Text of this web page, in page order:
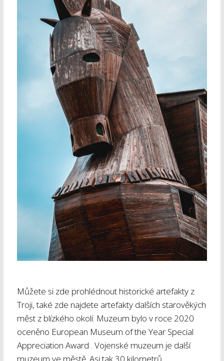
Můžete si zde prohlédnout historické artefakty z
Troji, také zde najdete artefakty dalších starověkých
měst z blízkého okolí. Muzeum bylo v roce 2020
oceněno European Museum of the Year Special
Appreciation Award . Vojenské muzeum je další
muzeum ve městě. Asi tak 30 kilometrů